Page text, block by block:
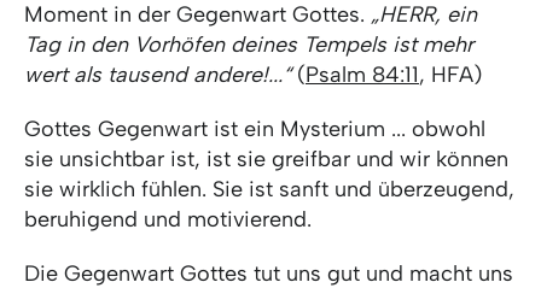
Moment in der Gegenwart Gottes. „HERR, ein
Tag in den Vorhöfen deines Tempels ist mehr
wert als tausend andere!...“(Psalm 84:11, HFA)
Gottes Gegenwart ist ein Mysterium ... obwohl
sie unsichtbar ist, ist sie greifbar und wir können
sie wirklich fühlen. Sie ist sanft und überzeugend,
beruhigend und motivierend.
Die Gegenwart Gottes tut uns gut und macht uns